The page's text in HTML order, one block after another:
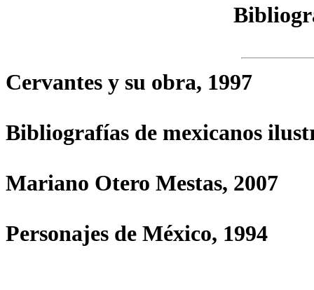
Cervantes y su obra, 1997
Bibliografías de mexicanos
Mariano Otero Mestas, 2007
Personajes de México, 1994